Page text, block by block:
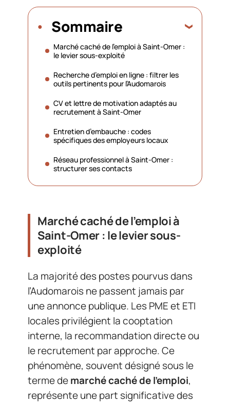
Sommaire
Marché caché de l’emploi à Saint-Omer :
le levier sous-exploité
Recherche d’emploi en ligne : filtrer les
outils pertinents pour l’Audomarois
CV et lettre de motivation adaptés au
recrutement à Saint-Omer
Entretien d’embauche : codes
spécifiques des employeurs locaux
Réseau professionnel à Saint-Omer :
structurer ses contacts
Marché caché de l’emploi à
Saint-Omer : le levier sous-
exploité
La majorité des postes pourvus dans
l’Audomarois ne passent jamais par
une annonce publique. Les PME et ETI
locales privilégient la cooptation
interne, la recommandation directe ou
le recrutement par approche. Ce
phénomène, souvent désigné sous le
terme demarché caché de l’emploi,
représente une part significative des